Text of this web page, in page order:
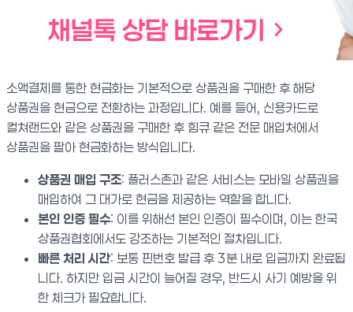
소액결제를 통한 현금화는 기본적으로 상품권을 구매한 후 해당
상품권을 현금으로 전환하는 과정입니다. 예를 들어, 신용카드로
컬쳐랜드와 같은 상품권을 구매한 후 힘큐 같은 전문 매입처에서
상품권을 팔아 현금화하는 방식입니다.
상품권 매입 구조: 플러스존과 같은 서비스는 모바일 상품권을
매입하여 그 대가로 현금을 제공하는 역할을 합니다.
본인 인증 필수: 이를 위해선 본인 인증이 필수이며, 이는 한국
상품권협회에서도 강조하는 기본적인 절차입니다.
빠른 처리 시간: 보통 핀번호 발급 후 3분 내로 입금까지 완료됩
니다. 하지만 입금 시간이 늘어질 경우, 반드시 사기 예방을 위
한 체크가 필요합니다.